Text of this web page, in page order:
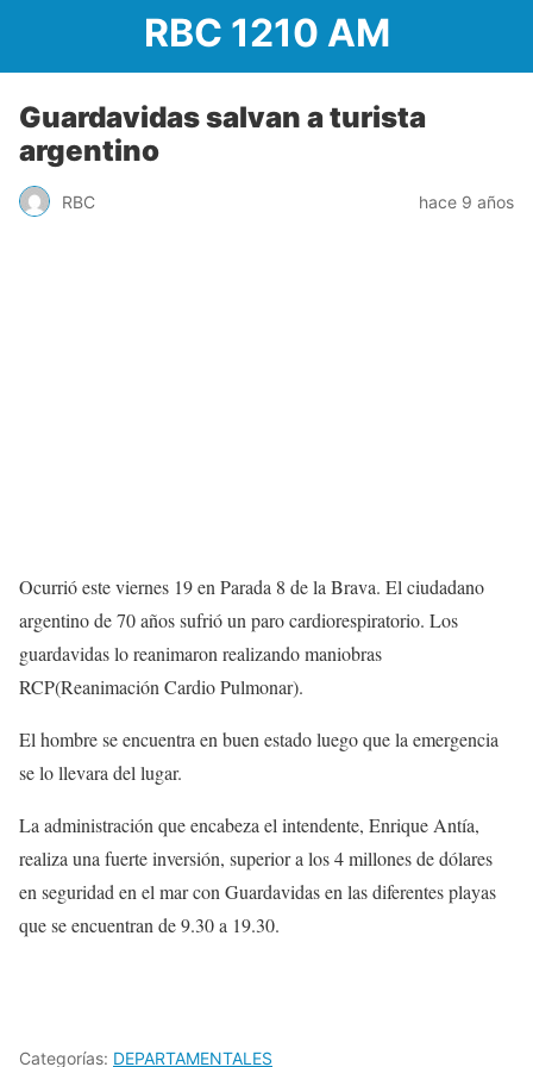
RBC 1210 AM
Guardavidas salvan a turista
argentino
RBC hace 9 años
Ocurrió este viernes 19 en Parada 8 de la Brava. El ciudadano
argentino de 70 años sufrió un paro cardiorespiratorio. Los
guardavidas lo reanimaron realizando maniobras
RCP(Reanimación Cardio Pulmonar).
El hombre se encuentra en buen estado luego que la emergencia
se lo llevara del lugar.
La administración que encabeza el intendente, Enrique Antía,
realiza una fuerte inversión, superior a los 4 millones de dólares
en seguridad en el mar con Guardavidas en las diferentes playas
que se encuentran de 9.30 a 19.30.
Categorías: DEPARTAMENTALES